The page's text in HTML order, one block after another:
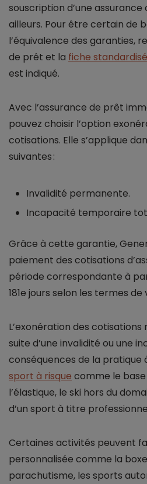
souscription d’une
ailleurs. Pour être certain de
l’équivalence des garanties,
de prêt et la fiche
est indiqué.
Avec l’assurance de prêt
pouvez choisir l’option
cotisations. Elle s’applique
suivantes :
Invalidité permanente.
Incapacité temporaire
Grâce à cette garantie,
paiement des cotisations
période correspondante à
181e jours selon les termes
L’exonération des cotisations
suite d’une invalidité ou une
conséquences de la
sport à risque comme le
l’élastique, le ski hors du
d’un sport à titre
Certaines activités peuvent
personnalisée comme la
parachutisme, les sports